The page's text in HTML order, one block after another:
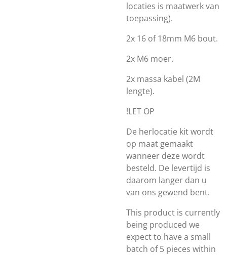
locaties is maatwerk van
toepassing).
2x 16 of 18mm M6 bout.
2x M6 moer.
2x massa kabel (2M
lengte).
!LET OP
De herlocatie kit wordt
op maat gemaakt
wanneer deze wordt
besteld. De levertijd is
daarom langer dan u
van ons gewend bent.
This product is currently
being produced we
expect to have a small
batch of 5 pieces within